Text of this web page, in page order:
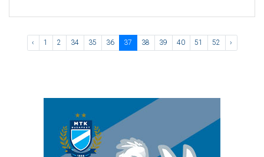
‹ 1 2 34 35 36 37 38 39 40 51 52 ›